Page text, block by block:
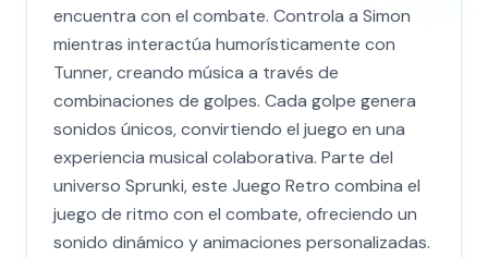
encuentra con el combate. Controla a Simon
mientras interactúa humorísticamente con
Tunner, creando música a través de
combinaciones de golpes. Cada golpe genera
sonidos únicos, convirtiendo el juego en una
experiencia musical colaborativa. Parte del
universo Sprunki, este Juego Retro combina el
juego de ritmo con el combate, ofreciendo un
sonido dinámico y animaciones personalizadas.